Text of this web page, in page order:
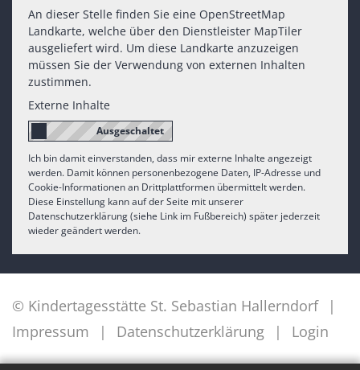
An dieser Stelle finden Sie eine OpenStreetMap
Landkarte, welche über den Dienstleister MapTiler
ausgeliefert wird. Um diese Landkarte anzuzeigen
müssen Sie der Verwendung von externen Inhalten
zustimmen.
Externe Inhalte
Ich bin damit einverstanden, dass mir externe Inhalte angezeigt
werden. Damit können personenbezogene Daten, IP-Adresse und
Cookie-Informationen an Drittplattformen übermittelt werden.
Diese Einstellung kann auf der Seite mit unserer
Datenschutzerklärung (siehe Link im Fußbereich) später jederzeit
wieder geändert werden.
© Kindertagesstätte St. Sebastian Hallerndorf
Impressum
Datenschutzerklärung Login